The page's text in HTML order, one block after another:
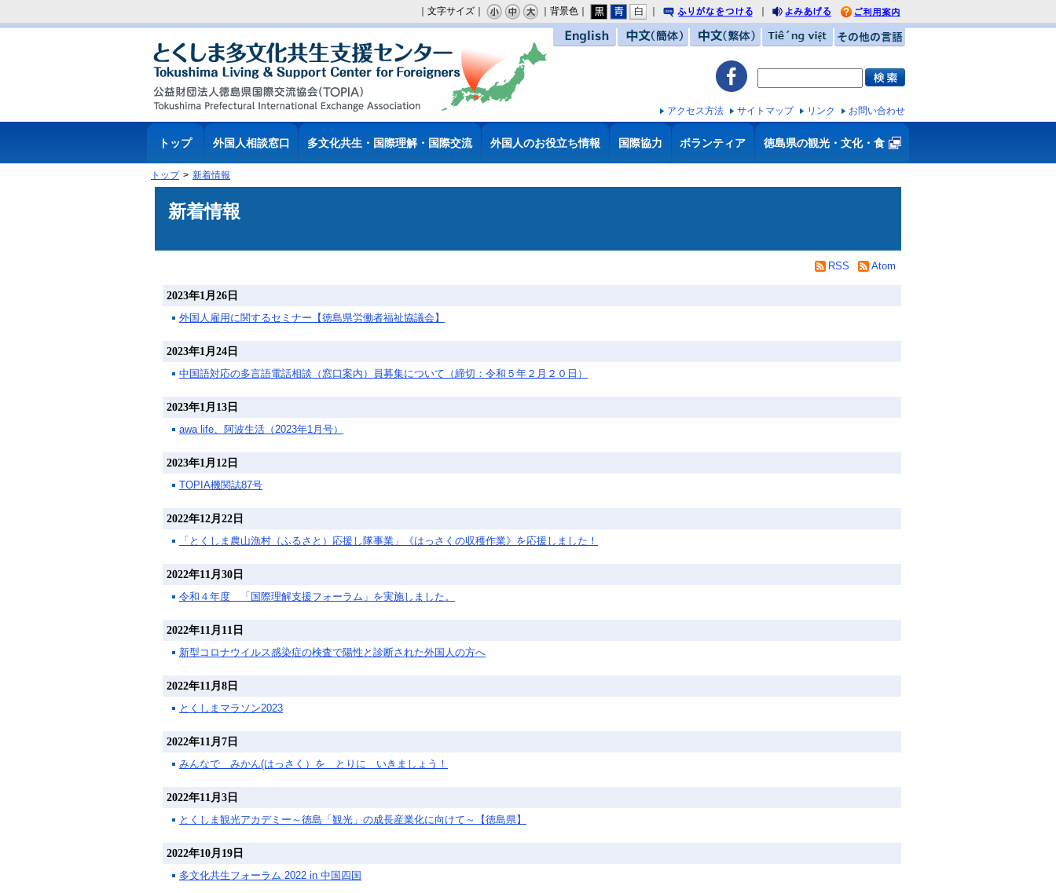
｜文字サイズ｜ ｜背景色｜
りがなをつける
みあげる
利用案内
アクセス方法 サイトマップ リンク お問い合わせ
トップ 外国人相談窓口 多文化共生・国際理解・国際交流 外国人のお役立ち情報 国際協力 ボランティア 徳島県の観光・文化・食
トップ 新着情報
新着情報
RSS Atom
2023年1月26日
外国人雇用に関するセミナー【徳島県労働者福祉協議会】
2023年1月24日
中国語対応の多言語電話相談（窓口案内）員募集について（締切：令和５年２月２０日）
2023年1月13日
awa life、阿波生活（2023年1月号）
2023年1月12日
TOPIA機関誌87号
2022年12月22日
「とくしま農山漁村（ふるさと）応援し隊事業」《はっさくの収穫作業》を応援しました！
2022年11月30日
令和４年度 「国際理解支援フォーラム」を実施しました。
2022年11月11日
新型コロナウイルス感染症の検査で陽性と診断された外国人の方へ
2022年11月8日
とくしまマラソン2023
2022年11月7日
みんなで みかん(はっさく）を とりに いきましょう！
2022年11月3日
とくしま観光アカデミー～徳島「観光」の成長産業化に向けて～【徳島県】
2022年10月19日
多文化共生フォーラム 2022 in 中国四国